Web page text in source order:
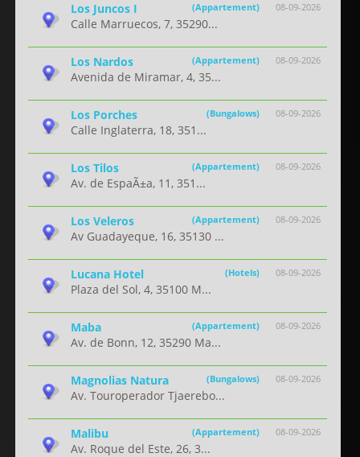
08-09-2026
Los Juncos I (Appartement)
Calle Marruecos, 7, 35290...
08-09-2026
Los Nardos (Appartement)
Avenida de Miramar, 4, 35...
08-09-2026
Los Porches (Bungalows)
Calle Inglaterra, 18, 351...
08-09-2026
Los Tilos (Appartement)
Av. de EspaÃ±a, 11, 351...
08-09-2026
Los Veleros (Appartement)
Av Guadayeque, 16, 35130 ...
08-09-2026
Lucana Hotel (Hotels)
Plaza del Sol, 4, 35100 M...
08-09-2026
Maba (Appartement)
Av. de Bonn, 12, 35290 Ma...
08-09-2026
Magnolias Natura (Bungalows)
Av. Touroperador Tjaerebo...
08-09-2026
Malibu (Appartement)
Av. Roque del Este, 26, 3...